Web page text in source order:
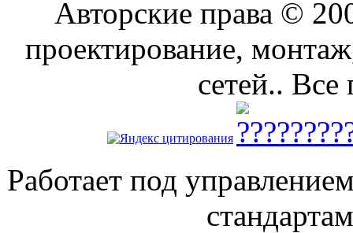
Авторские права ©
проектирование,
сетей..
Работает под